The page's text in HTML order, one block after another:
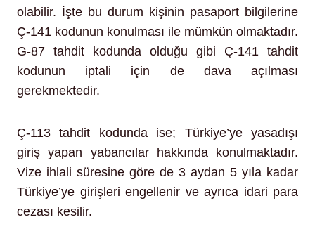
olabilir. İşte bu durum kişinin pasaport bilgilerine
Ç-141 kodunun konulması ile mümkün olmaktadır.
G-87 tahdit kodunda olduğu gibi Ç-141 tahdit
kodunun iptali için de dava açılması
gerekmektedir.
Ç-113 tahdit kodunda ise; Türkiye’ye yasadışı
giriş yapan yabancılar hakkında konulmaktadır.
Vize ihlali süresine göre de 3 aydan 5 yıla kadar
Türkiye’ye girişleri engellenir ve ayrıca idari para
cezası kesilir.